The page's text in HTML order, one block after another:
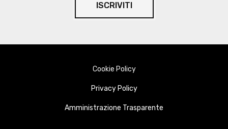
ISCRIVITI
Cookie Policy
Privacy Policy
Amministrazione Trasparente